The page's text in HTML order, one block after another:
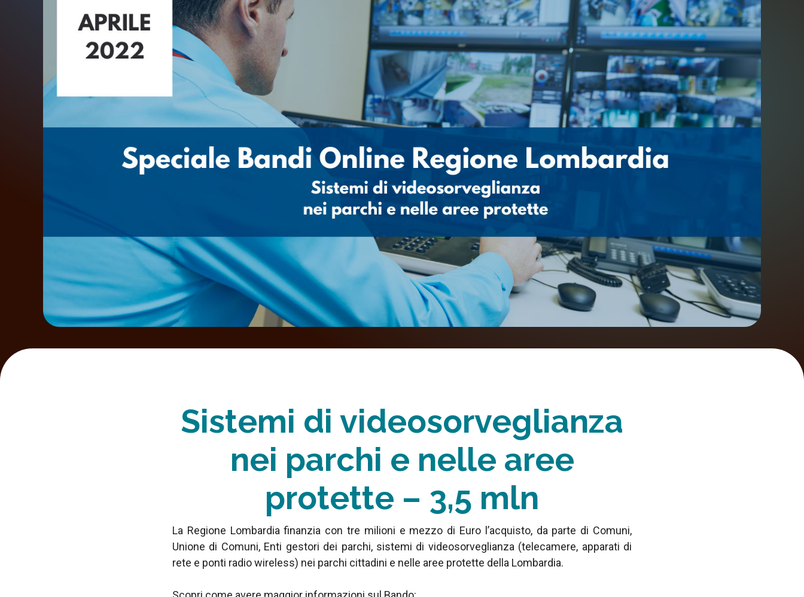
Sistemi di videosorveglianza
nei parchi e nelle aree
protette – 3,5 mln
La Regione Lombardia finanzia con tre milioni e mezzo di Euro l’acquisto, da parte di Comuni,
Unione di Comuni, Enti gestori dei parchi, sistemi di videosorveglianza (telecamere, apparati di
rete e ponti radio wireless) nei parchi cittadini e nelle aree protette della Lombardia.